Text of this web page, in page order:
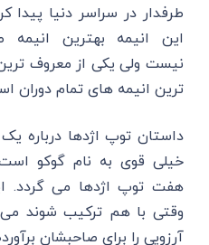
طرفدار در سراسر دنیا پیدا
این انیمه بهترین انیمه
نیست ولی یکی از معروف
ترین انیمه های تمام دوران
داستان توپ اژدها درباره
خیلی قوی به نام گوکو
هفت توپ اژدها می گردد.
وقتی با هم ترکیب شوند می
آرزویی را برای صاحبشان